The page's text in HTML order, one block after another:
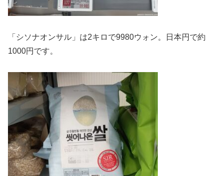
「シソナオンサル」は2キロで9980ウォン。日本円で約
1000円です。